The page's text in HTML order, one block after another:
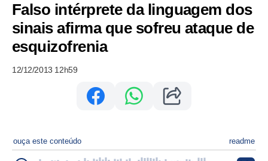
Falso intérprete da linguagem dos
sinais afirma que sofreu ataque de
esquizofrenia
12/12/2013 12h59
ouça este conteúdo readme